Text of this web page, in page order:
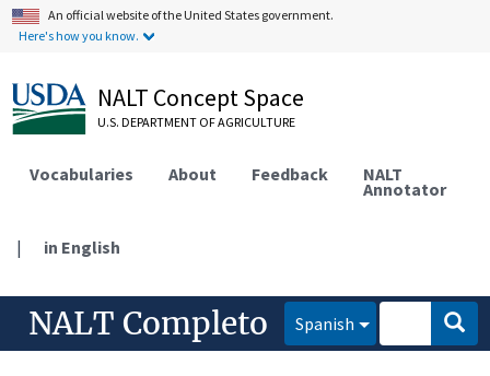
An official website of the United States government.
Here's how you know.
NALT Concept Space
U.S. DEPARTMENT OF AGRICULTURE
Vocabularies About Feedback NALT
Annotator
| in English
NALT Completo Spanish